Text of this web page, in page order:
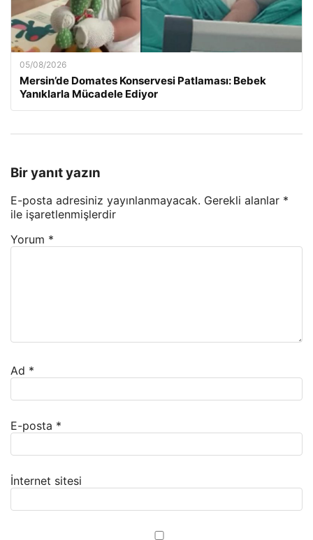
05/08/2026
Mersin’de Domates Konservesi Patlaması: Bebek
Yanıklarla Mücadele Ediyor
Bir yanıt yazın
E-posta adresiniz yayınlanmayacak. Gerekli alanlar *
ile işaretlenmişlerdir
Yorum *
Ad *
E-posta *
İnternet sitesi